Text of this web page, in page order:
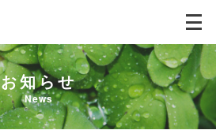
お知らせ
News